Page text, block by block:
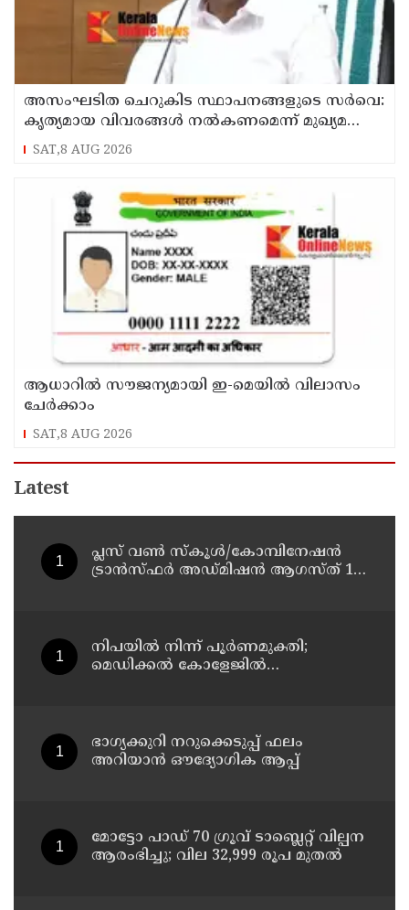
അസംഘടിത ചെറുകിട സ്ഥാപനങ്ങളുടെ സർവെ:
കൃത്യമായ വിവരങ്ങൾ നൽകണമെന്ന് മുഖ്യമന്ത്രി
വി ഡി സതീശൻ
SAT,8 AUG 2026
ആധാറിൽ സൗജന്യമായി ഇ-മെയിൽ വിലാസം
ചേർക്കാം
SAT,8 AUG 2026
Latest
പ്ലസ് വൺ സ്‌കൂൾ/കോമ്പിനേഷൻ
ട്രാൻസ്ഫർ അഡ്മിഷൻ ആഗസ്ത് 10,
നിപയിൽ നിന്ന് പൂർണമുക്തി;
മെഡിക്കൽ കോളേജിൽ
ഭാഗ്യക്കുറി നറുക്കെടുപ്പ് ഫലം
അറിയാൻ ഔദ്യോഗിക ആപ്പ്
മോട്ടോ പാഡ് 70 ഗ്രൂവ് ടാബ്ലെറ്റ് വില്പന
ആരംഭിച്ചു; വില 32,999 രൂപ മുതൽ